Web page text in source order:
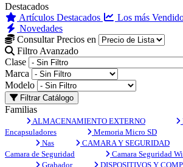
Destacados
Artículos Destacados
Los más
Novedades
Consultar Precios en
Filtro Avanzado
Clase
Marca
Modelo
Filtrar Catálogo
Familias
ALMACENAMIENTO EXTERNO
Encapsuladores
Memoria Micro SD
Nas
CAMARA Y SEGURIDAD
Camara de Seguridad
Camara Seguridad
Grabador
DISPOSITIVOS Y